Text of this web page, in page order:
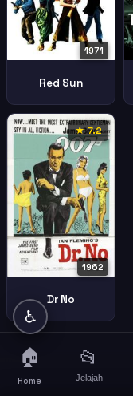
1971
Red Sun
★ 7.2
1962
Dr No
♿
🏠
Home
📂
Jelajah